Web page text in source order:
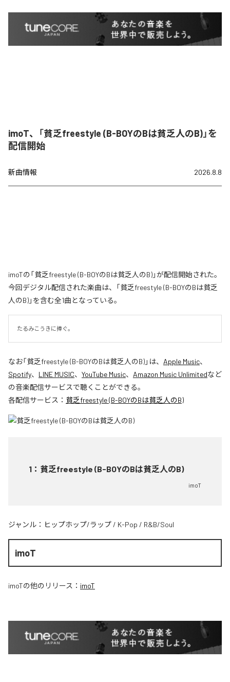
imoT、「貧乏freestyle (B-BOYのBは貧乏人のB)」を
配信開始
新曲情報 2026.8.8
imoTの「貧乏freestyle (B-BOYのBは貧乏人のB)」が配信開始された。
今回デジタル配信された楽曲は、「貧乏freestyle (B-BOYのBは貧乏
人のB)」を含む全1曲となっている。
たるみこうきに捧ぐ。
なお「貧乏freestyle (B-BOYのBは貧乏人のB)」は、 Apple Music、
Spotify、 LINE MUSIC、 YouTube Music、 Amazon Music Unlimitedなど
の音楽配信サービスで聴くことができる。
各配信サービス： 貧乏freestyle (B-BOYのBは貧乏人のB)
1 ： 貧乏freestyle (B-BOYのBは貧乏人のB)
imoT
ジャンル： ヒップホップ/ラップ / K-Pop / R&B/Soul
imoT
imoTの他のリリース： imoT